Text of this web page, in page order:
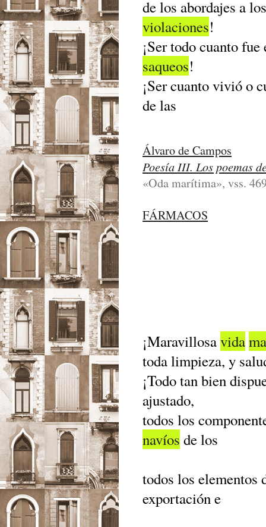
de los abordajes a
violaciones!
¡Ser todo cuanto
saqueos!
¡Ser cuanto vivió o
de las
Álvaro de Campos
Poesía III. Los poemas
«Oda marítima», vss.
FÁRMACOS
¡Maravillosavida
toda limpieza, y
¡Todo tan bien
ajustado,
todos los
navíos de los
todos los
exportación e